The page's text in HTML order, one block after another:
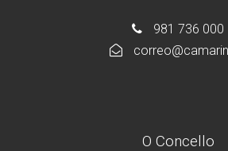
981 736 000
O Concello